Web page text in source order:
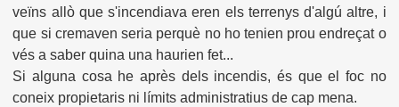
veïns allò que s'incendiava eren els terrenys d'algú altre, i
que si cremaven seria perquè no ho tenien prou endreçat o
vés a saber quina una haurien fet...
Si alguna cosa he après dels incendis, és que el foc no
coneix propietaris ni límits administratius de cap mena.